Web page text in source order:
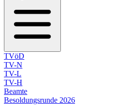
TVöD
TV-N
TV-L
TV-H
Beamte
Besoldungsrunde 2026